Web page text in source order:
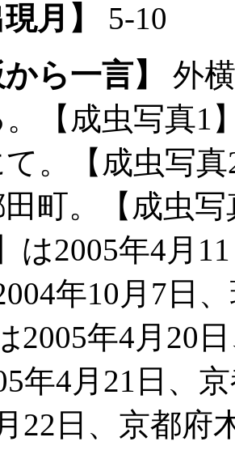
月】
5-10
ら一言】
外
【成虫写真1
。【成虫写
町。【成虫
は2005年4月
年10月7日
2005年4月20
年4月21日、
22日、京都府